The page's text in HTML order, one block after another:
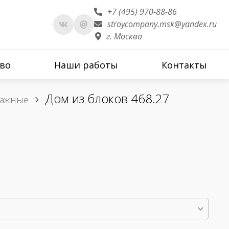
+7 (495) 970-88-86
stroycompany.msk@yandex.ru
г. Москва
Наши работы Контакты
Дом из блоков 468.27